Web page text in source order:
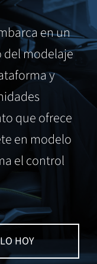
en un
modelaje
y
que ofrece
en modelo
el control
HOY